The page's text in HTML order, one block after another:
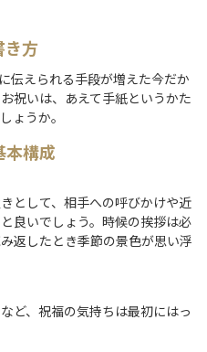
き方
伝えられる手段が増えた今だか
祝いは、あえて手紙というかた
ょうか。
本構成
として、相手への呼びかけや近
良いでしょう。時候の挨拶は必
返したとき季節の景色が思い浮
ど、祝福の気持ちは最初にはっ